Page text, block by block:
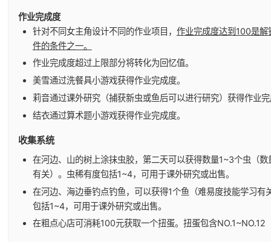
作业完成度
针对不同女主角设计不同的作业项目， 作业完成度达到100是解
件的条件之一。
作业完成度超过上限部分将转化为回忆值。
美雪通过洗餐具小游戏获得作业完成度。
莉音通过课外研究（捕获新虫或鱼后可以进行研究）获得作业
结衣通过算术题小游戏获得作业完成度。
收集系统
在河边、山的树上涂抹虫胶，第二天可以获得数量1~3个虫（数
有关）。虫稀有度包括1~4，可用于课外研究或出售。
在河边、海边垂钓点钓鱼，可以获得1个鱼（难易度技能学习有
包括1~4，可用于课外研究或出售。
在粗点心店可消耗100元获取一个扭蛋。扭蛋包含NO.1~NO.12